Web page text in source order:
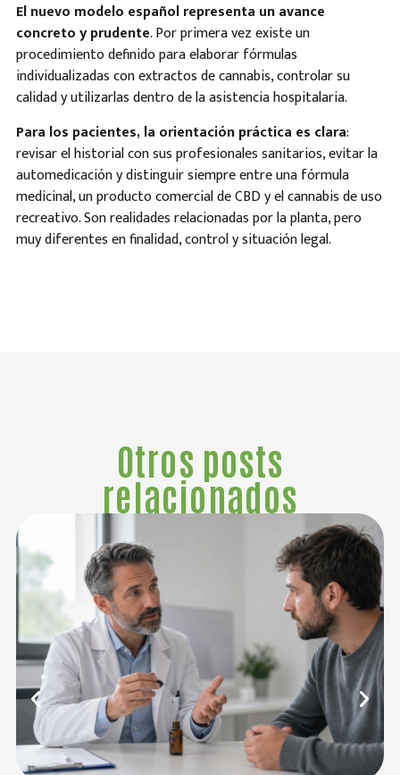
El nuevo modelo español representa un avance
concreto y prudente. Por primera vez existe un
procedimiento definido para elaborar fórmulas
individualizadas con extractos de cannabis, controlar su
calidad y utilizarlas dentro de la asistencia hospitalaria.
Para los pacientes, la orientación práctica es clara:
revisar el historial con sus profesionales sanitarios, evitar la
automedicación y distinguir siempre entre una fórmula
medicinal, un producto comercial de CBD y el cannabis de uso
recreativo. Son realidades relacionadas por la planta, pero
muy diferentes en finalidad, control y situación legal.
Otros posts
relacionados